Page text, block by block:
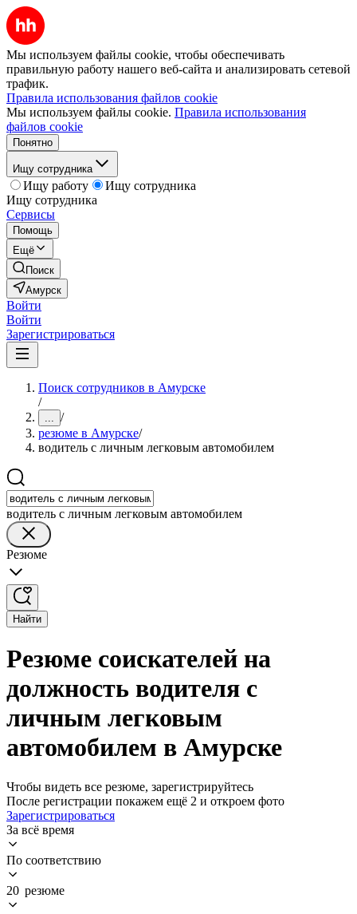
Мы используем файлы cookie, чтобы обеспечивать
правильную работу нашего веб-сайта и анализировать сетевой
трафик.
Правила использования файлов cookie
Мы используем файлы cookie. Правила использования
файлов cookie
Понятно
Ищу сотрудника
Ищу работу
Ищу сотрудника
Ищу сотрудника
Сервисы
Помощь
Ещё
Поиск
Амурск
Войти
Войти
Зарегистрироваться
Поиск сотрудников в Амурске
/
... /
резюме в Амурске/
водитель с личным легковым автомобилем
водитель с личным легковым автомобилем
Резюме
Найти
Резюме соискателей на
должность водителя с
личным легковым
автомобилем в Амурске
Чтобы видеть все резюме, зарегистрируйтесь
После регистрации покажем ещё 2 и откроем фото
Зарегистрироваться
За всё время
По соответствию
20 резюме